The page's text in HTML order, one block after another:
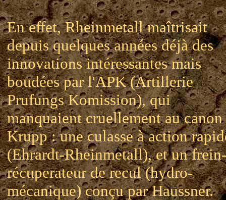
En effet, Rheinmetall maîtrisait
depuis quelques années déjà des
innovations intéressantes mais
boudées par l'APK (Artillerie
Prufungs Komission), qui
manquaient cruellement au canon
Krupp : une culasse à action
(Ehrardt-Rheinmetall), et un frein-
récuperateur de recul (hydro-
mécanique) conçu par Haussner.